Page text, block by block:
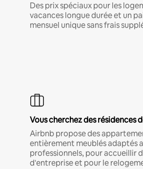
Des prix spéciaux pour les
vacances longue durée et un
mensuel unique sans frais
Vous cherchez des résidences
Airbnb propose des
entièrement meublés adaptés
professionnels, pour accueillir
d'entreprise et pour le